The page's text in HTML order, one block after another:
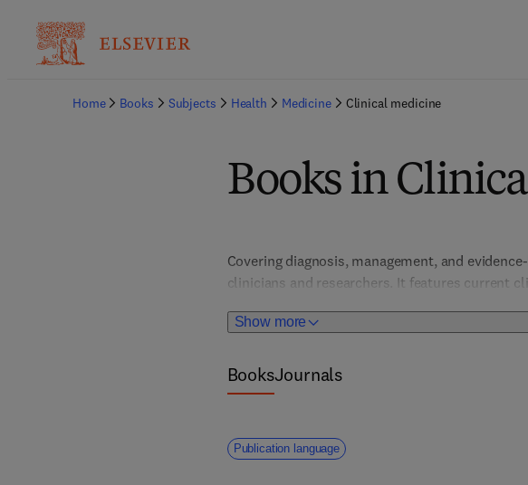
Home Books Subjects Health Medicine Clinical medicine
Books in
Show more
Covering diagnosis, management, and
clinicians and researchers. It features current
BooksJournals
Publication language